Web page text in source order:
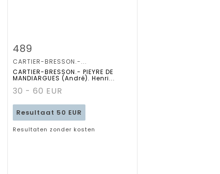
Gedetailleerde
fiche
489
CARTIER-BRESSON.-...
CARTIER-BRESSON.- PIEYRE DE
MANDIARGUES (André). Henri...
30 - 60 EUR
Resultaat 50 EUR
Resultaten zonder kosten